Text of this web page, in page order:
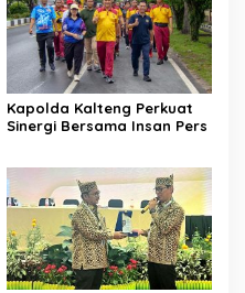
Kapolda Kalteng Perkuat
Sinergi Bersama Insan Pers